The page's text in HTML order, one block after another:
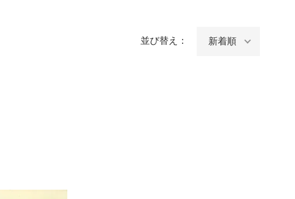
並び替え：